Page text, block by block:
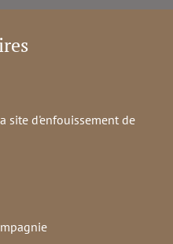
site d'enfouissement de